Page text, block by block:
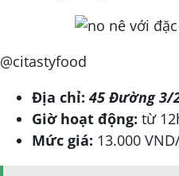
@citastyfood
Địa chỉ:45 Đường 3/
Giờ hoạt động: từ
Mức giá: 13.000